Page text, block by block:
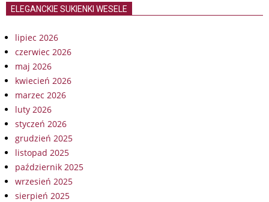
ELEGANCKIE SUKIENKI WESELE
lipiec 2026
czerwiec 2026
maj 2026
kwiecień 2026
marzec 2026
luty 2026
styczeń 2026
grudzień 2025
listopad 2025
październik 2025
wrzesień 2025
sierpień 2025